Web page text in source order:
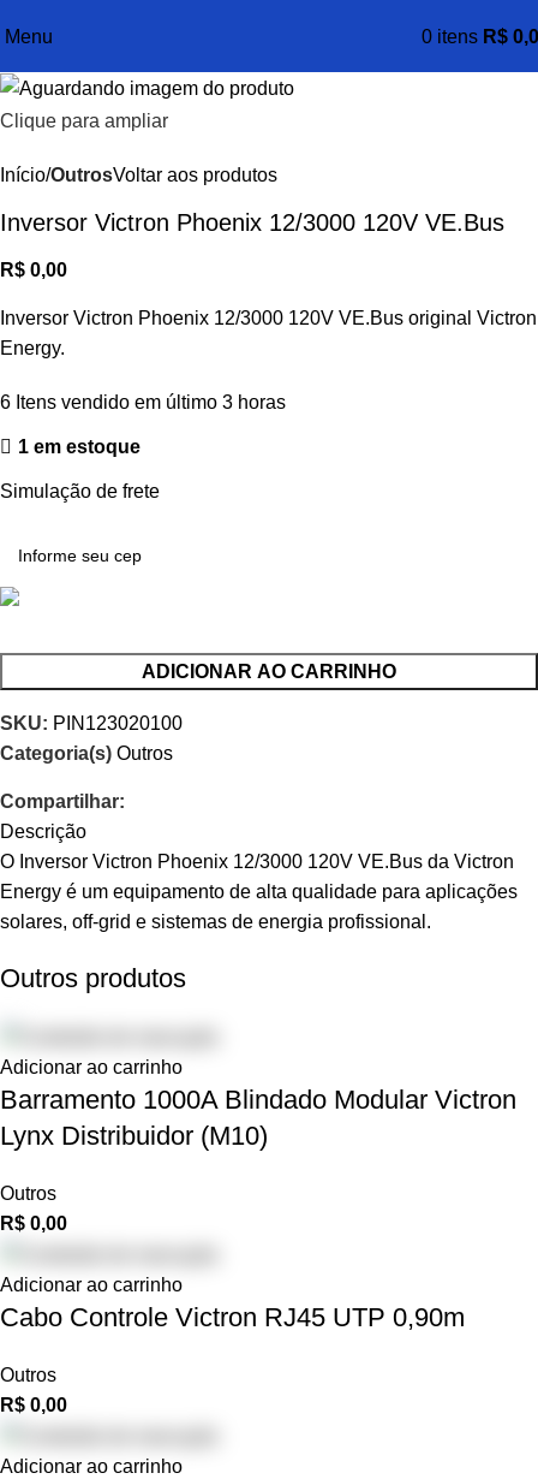
Menu 0 itens R$
Clique para ampliar
Início OutrosVoltar aos produtos
Inversor Victron Phoenix 12/3000 120V VE.Bus
R$ 0,00
Inversor Victron Phoenix 12/3000 120V VE.Bus original Victron
Energy.
6 Itens vendido em último 3 horas
1 em estoque
Simulação de frete
ADICIONAR AO CARRINHO
SKU: PIN123020100
Categoria(s) Outros
Compartilhar:
Descrição
O Inversor Victron Phoenix 12/3000 120V VE.Bus da Victron
Energy é um equipamento de alta qualidade para aplicações
solares, off-grid e sistemas de energia profissional.
Outros produtos
Adicionar ao carrinho
Barramento 1000A Blindado Modular Victron
Lynx Distribuidor (M10)
Outros
R$ 0,00
Adicionar ao carrinho
Cabo Controle Victron RJ45 UTP 0,90m
Outros
R$ 0,00
Adicionar ao carrinho